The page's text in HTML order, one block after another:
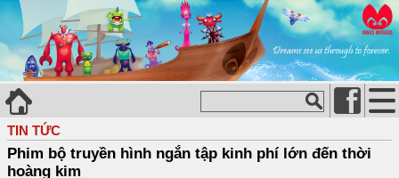
TIN TỨC
Phim bộ truyền hình ngắn tập kinh phí lớn đến thời
hoàng kim